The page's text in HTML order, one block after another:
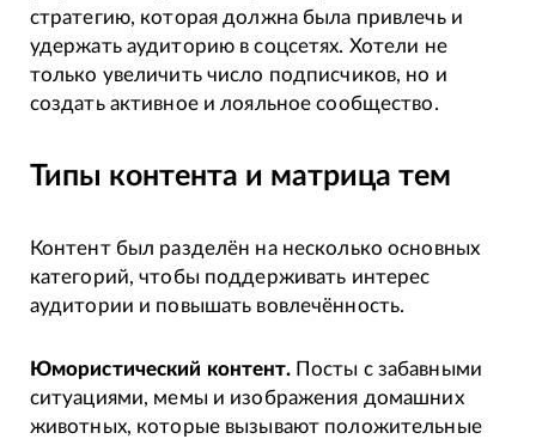
стратегию, которая должна была привлечь и
удержать аудиторию в соцсетях. Хотели не
только увеличить число подписчиков, но и
создать активное и лояльное сообщество.
Типы контента и матрица тем
Контент был разделён на несколько основных
категорий, чтобы поддерживать интерес
аудитории и повышать вовлечённость.
Юмористический контент.Посты с забавными
ситуациями, мемы и изображения домашних
животных, которые вызывают положительные